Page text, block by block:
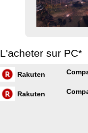
L'acheter sur PC*
Rakuten
Rakuten